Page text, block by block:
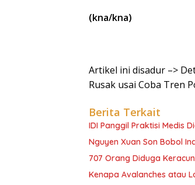
(kna/kna)
Artikel ini disadur –>
Rusak usai Coba Tren
Berita Terkait
IDI Panggil Praktisi Medis
Nguyen Xuan Son Bobol
707 Orang Diduga
Kenapa Avalanches atau